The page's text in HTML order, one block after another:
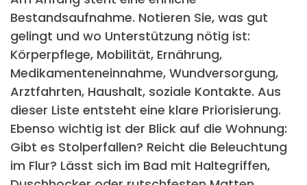
Bestandsaufnahme. Notieren Sie, was gut
gelingt und wo Unterstützung nötig ist:
Körperpflege, Mobilität, Ernährung,
Medikamenteneinnahme, Wundversorgung,
Arztfahrten, Haushalt, soziale Kontakte. Aus
dieser Liste entsteht eine klare Priorisierung.
Ebenso wichtig ist der Blick auf die Wohnung:
Gibt es Stolperfallen? Reicht die Beleuchtung
im Flur? Lässt sich im Bad mit Haltegriffen,